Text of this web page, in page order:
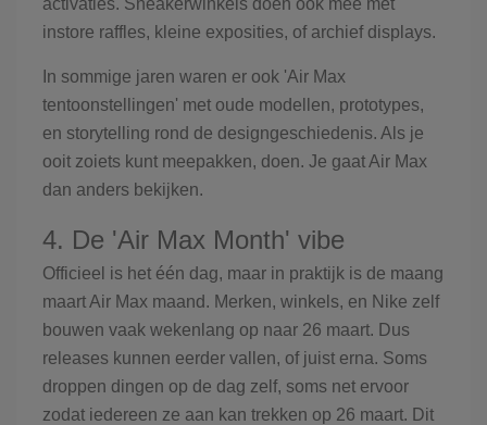
activaties. Sneakerwinkels doen ook mee met
instore raffles, kleine exposities, of archief displays.
In sommige jaren waren er ook 'Air Max
tentoonstellingen' met oude modellen, prototypes,
en storytelling rond de designgeschiedenis. Als je
ooit zoiets kunt meepakken, doen. Je gaat Air Max
dan anders bekijken.
4. De 'Air Max Month' vibe
Officieel is het één dag, maar in praktijk is de maang
maart Air Max maand. Merken, winkels, en Nike zelf
bouwen vaak wekenlang op naar 26 maart. Dus
releases kunnen eerder vallen, of juist erna. Soms
droppen dingen op de dag zelf, soms net ervoor
zodat iedereen ze aan kan trekken op 26 maart. Dit